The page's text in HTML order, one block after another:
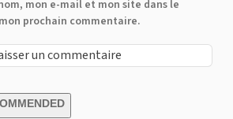
mon e-mail et mon site dans le
prochain commentaire.